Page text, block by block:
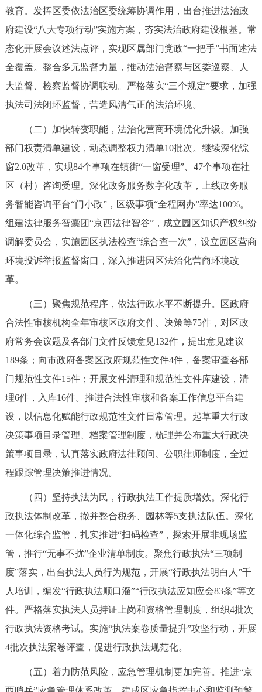
便民服务 利企服务 投资项目
中介服务 阳光政务
12345网上接诉即办 我要咨询
参与调查 在线访谈 图说互动
走进北京
北京概况 十六区概览 人文北京
绿色北京 图说北京 视频北京
多语种
한국어
ESPAÑOL العربية PORTUGUÊS
ITALIANO
教育。发挥区委依法治区委统筹协调作用，出台推进法治政
府建设“八大专项行动”实施方案，夯实法治政府建设根基。常
态化开展会议述法点评，实现区属部门党政“一把手”书面述法
全覆盖。整合多元监督力量，推动法治督察与区委巡察、人
大监督、检察监督协调联动。严格落实“三个规定”要求，加强
执法司法闭环监督，营造风清气正的法治环境。
（二）加快转变职能，法治化营商环境优化升级。加强
部门权责清单建设，动态调整权力清单10批次。继续深化综
窗2.0改革，实现84个事项在镇街“一窗受理”、47个事项在社
区（村）咨询受理。深化政务服务数字化改革，上线政务服
务智能咨询平台“门小政”，区级事项“全程网办”率达100%。
组建法律服务智囊团“京西法律智谷”，成立园区知识产权纠纷
调解委员会，实施园区执法检查“综合查一次”，设立园区营商
环境投诉举报监督窗口，深入推进园区法治化营商环境改
革。
（三）聚焦规范程序，依法行政水平不断提升。区政府
合法性审核机构全年审核区政府文件、决策等75件，对区政
府常务会议题及各部门文件反馈意见132件，提出意见建议
189条；向市政府备案区政府规范性文件4件，备案审查各部
门规范性文件15件；开展文件清理和规范性文件库建设，清
理6件，入库16件。推进合法性审核和备案工作信息平台建
设，以信息化赋能行政规范性文件日常管理。起草重大行政
决策事项目录管理、档案管理制度，梳理并公布重大行政决
策事项目录，认真落实政府法律顾问、公职律师制度，全过
程跟踪管理决策推进情况。
（四）坚持执法为民，行政执法工作提质增效。深化行
政执法体制改革，撤并整合税务、园林等5支执法队伍。深化
一体化综合监管，扎实推进“扫码检查”，探索开展非现场监
管，推行“无事不扰”企业清单制度。聚焦行政执法“三项制
度”落实，出台执法人员行为规范，开展“行政执法明白人”千
人培训，编发“行政执法顺口溜”“行政执法应知应会83条”等文
件。严格落实执法人员持证上岗和资格管理制度，组织4批次
行政执法资格考试。实施“执法案卷质量提升”攻坚行动，开展
4批次执法案卷评查，促进行政执法规范化。
（五）着力防范风险，应急管理机制更加完善。推进“京